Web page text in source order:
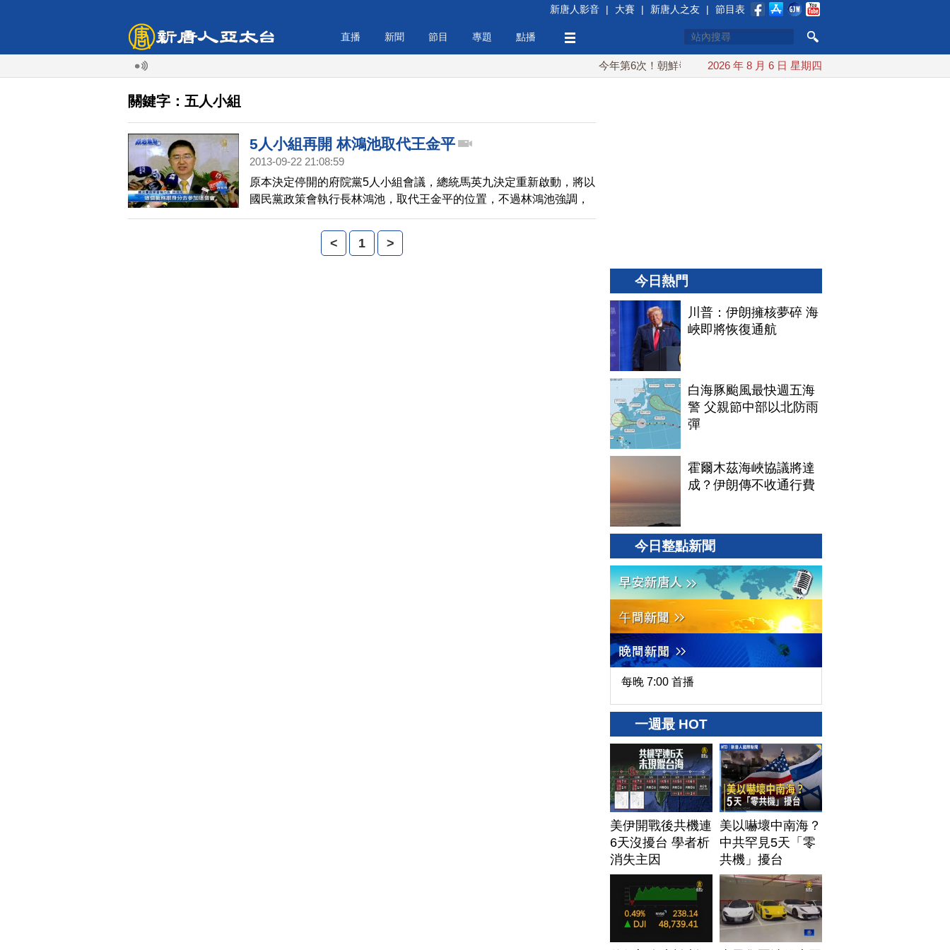
新唐人影音 | 大賽 | 新唐人之友 | 節目表
直播 新聞 節目 專題 點播
今年第6次！朝鮮發射彈道導彈 落日本EEZ外 紅海戰火續升溫 也門胡塞
2026 年 8 月 6 日 星期四
關鍵字：五人小組
5人小組再開 林鴻池取代王金平
2013-09-22 21:08:59
原本決定停開的府院黨5人小組會議，總統馬英九決定重新啟動，將以
國民黨政策會執行長林鴻池，取代王金平的位置，不過林鴻池強調，
他參加的並非5人小組會議，而是黨政運作會議，主要是協調國會運
作，並非要取代王金平。
< 1 >
今日熱門
川普：伊朗擁核夢碎 海
峽即將恢復通航
白海豚颱風最快週五海
警 父親節中部以北防雨
彈
霍爾木茲海峽協議將達
成？伊朗傳不收通行費
今日整點新聞
每晚 7:00 首播
一週最 HOT
美伊開戰後共機連
6天沒擾台 學者析
消失主因
美以嚇壞中南海？
中共罕見5天「零
共機」擾台